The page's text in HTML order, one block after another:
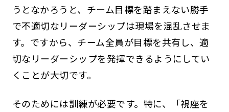
うとなかろうと、チーム目標を踏まえない勝手
で不適切なリーダーシップは現場を混乱させま
す。ですから、チーム全員が目標を共有し、適
切なリーダーシップを発揮できるようにしてい
くことが大切です。
そのためには訓練が必要です。特に、「視座を